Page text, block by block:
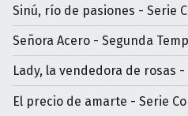
Sinú, río de pasiones - Serie
Señora Acero - Segunda
Lady, la vendedora de rosas
El precio de amarte - Serie